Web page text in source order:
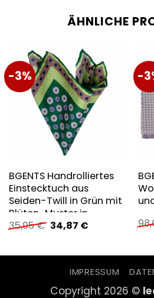
ÄHNLICHE
-3%
BGENTS Handrolliertes
Einstecktuch aus
Seiden-Twill in Grün mit
Blüten-Muster in…
35,95€ Ursprünglicher
Preis
35,95 €
34,87 €Aktueller
34,87 €.
-
IMPRESSUM
Copyright 2026 ©